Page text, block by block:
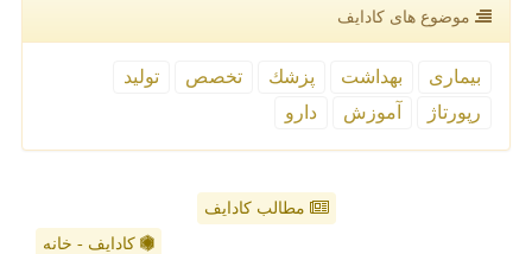
موضوع های كادایف
بیماری بهداشت پزشك تخصص
تولید
رپورتاژ
آموزش دارو
مطالب کادایف
کادایف - خانه